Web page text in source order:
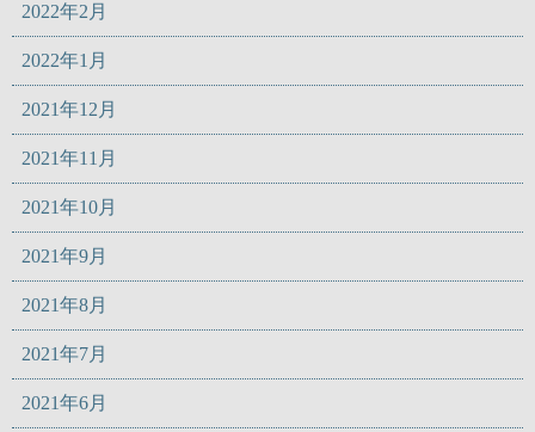
2022年2月
2022年1月
2021年12月
2021年11月
2021年10月
2021年9月
2021年8月
2021年7月
2021年6月